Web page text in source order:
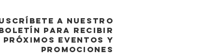
A NUESTRO
PARA RECIBIR
PRÓXIMOS EVENTOS y
promociones